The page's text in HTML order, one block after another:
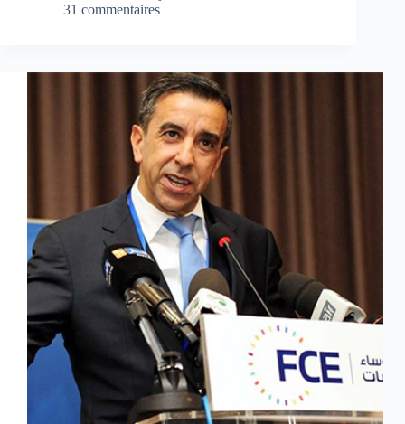
31 commentaires